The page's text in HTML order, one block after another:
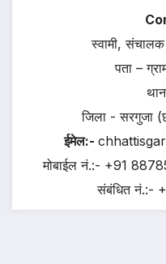
स्वामी, संचालक
पता –
जिला - सरगुजा
ईमेल:-
मोबाईल नं.:- +91
संबंधित नं.:-